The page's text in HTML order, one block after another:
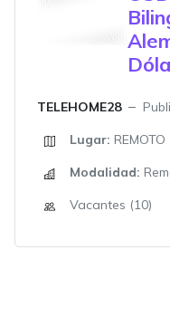
TELEHOME28
Lugar: REMOTO
Modalidad:
Vacantes (10)